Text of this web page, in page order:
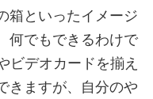
箱といったイメージ
何でもできるわけで
ビデオカードを揃え
きますが、自分のや